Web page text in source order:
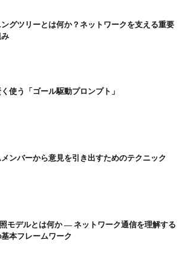
ングツリーとは何か？ネットワークを支える重要
使う「ゴール駆動プロンプト」
ンバーから意見を引き出すためのテクニック
モデルとは何か ― ネットワーク通信を理解する
本フレームワーク